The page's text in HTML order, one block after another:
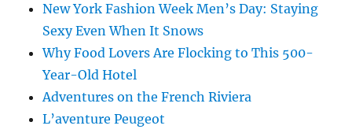
New York Fashion Week Men’s Day: Staying
Sexy Even When It Snows
Why Food Lovers Are Flocking to This 500-
Year-Old Hotel
Adventures on the French Riviera
L’aventure Peugeot